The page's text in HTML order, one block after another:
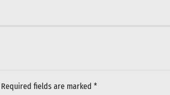
fields are marked *